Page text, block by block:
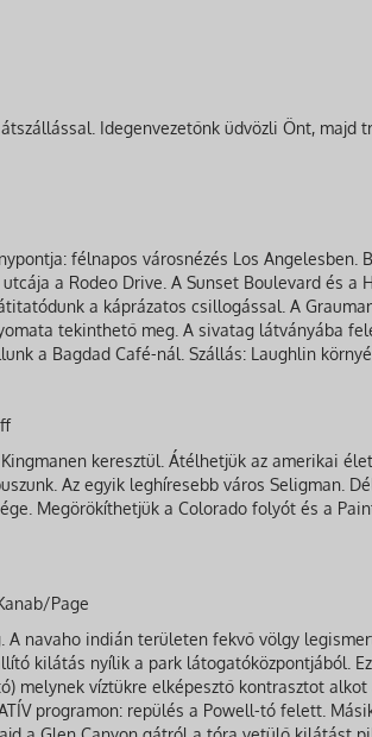
Idegenvezetőnk üdvözli Önt, majd
félnapos városnézés Los Angelesben.
a Rodeo Drive. A Sunset Boulevard és a
a káprázatos csillogással. A
tekinthető meg. A sivatag látványába
a Bagdad Café-nál. Szállás: Laughlin
keresztül. Átélhetjük az amerikai
Az egyik leghíresebb város Seligman.
Megörökíthetjük a Colorado folyót és a
Page
A navaho indián területen fekvő völgy
kilátás nyílik a park látogatóközpontjából.
melynek víztükre elképesztő kontrasztot alkot
programon: repülés a Powell-tó felett. Másik